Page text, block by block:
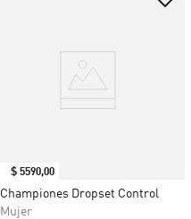
$ 5590,00
Championes Dropset Control
Mujer